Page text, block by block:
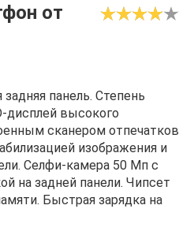
от
панель. Степень
дисплей высокого
сканером отпечатков
изображения и
Селфи-камера 50 Мп с
на задней панели. Чипсет
Быстрая зарядка на